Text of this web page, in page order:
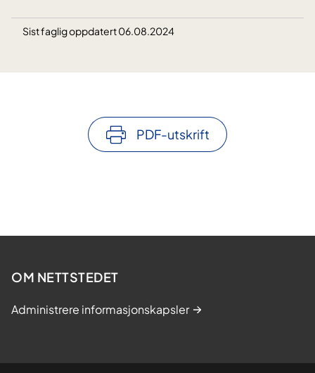
Sist faglig oppdatert 06.08.2024
PDF-utskrift
OM NETTSTEDET
Administrere informasjonskapsler